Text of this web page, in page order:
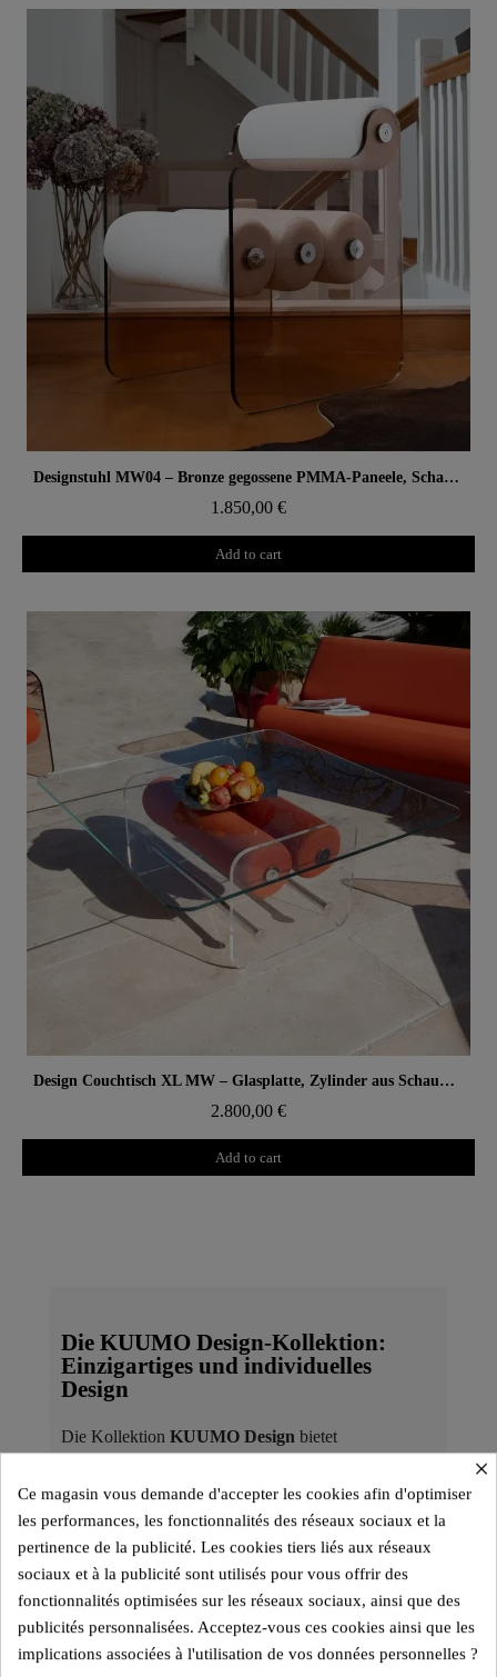
Aperçu rapide Designstuhl MW04 – Bronze gegossene PMMA-Paneele, Schaumsitz
1.850,00 €
Add to cart
Aperçu rapide Design Couchtisch XL MW – Glasplatte, Zylinder aus Schaumstoff mit Wabenstruktur
2.800,00 €
Add to cart
Die KUUMO Design-Kollektion:
Einzigartiges und individuelles
Design
Die Kollektion KUUMO Design bietet
und hochwertigen Materialien. Sie wurde entworfen,
um ein individuelles Sitzerlebnis zu ermöglichen, und
umfasst die Modelle MW01, MW02, MW03,
MW04, MW05, dieKuumo-Serie sowie passende
Couchtische.
Die Sitzflächen bestehen aus hochresilientem
Schaumstoff und sind mit austauschbaren Bezügen
×
Ce magasin vous demande d'accepter les cookies afin d'optimiser
les performances, les fonctionnalités des réseaux sociaux et la
pertinence de la publicité. Les cookies tiers liés aux réseaux
sociaux et à la publicité sont utilisés pour vous offrir des
fonctionnalités optimisées sur les réseaux sociaux, ainsi que des
publicités personnalisées. Acceptez-vous ces cookies ainsi que les
implications associées à l'utilisation de vos données personnelles ?